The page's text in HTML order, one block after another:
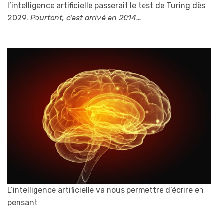
l’intelligence artificielle passerait le test de Turing dès
2029. Pourtant, c’est arrivé en 2014…
L’intelligence artificielle va nous permettre d’écrire en
pensant